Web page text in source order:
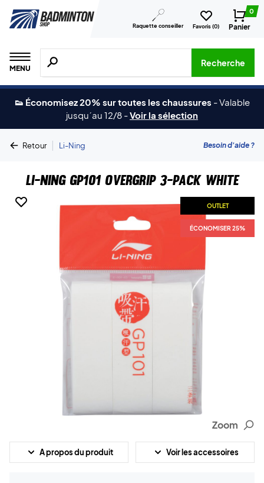
Raquette conseiller Favoris (0)
0
Panier
MENU
Recherche de produits, de marques, etc.
Recherche
👟 Économisez 20% sur toutes les chaussures -Valable
jusqu´au 12/8 -Voir la sélection
Retour | Li-Ning Besoin d'aide ?
Li-Ning GP101 Overgrip 3-Pack White
OUTLET
ÉCONOMISER 25%
Zoom
A propos du produit Voir les accessoires